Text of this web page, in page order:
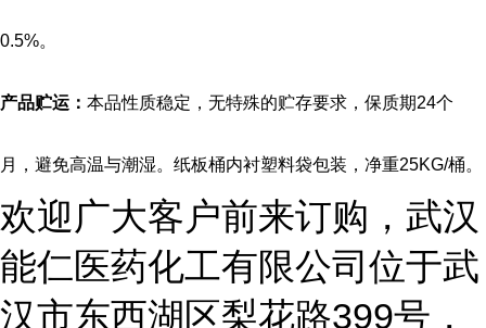
0.5%。
产品贮运 ： 本品性质稳定，无特殊的贮存要求，保质期24个
月，避免高温与潮湿。纸板桶内衬塑料袋包装，净重25KG/桶。
欢迎广大客户前来订购，武汉
能仁医药化工有限公司位于武
汉市东西湖区梨花路399号，